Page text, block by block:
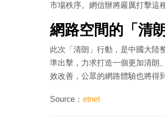
市場秩序。網信辦將嚴厲打擊這
網路空間的「清
此次「清朗」行動，是中國大陸
準出擊，力求打造一個更加清朗
效改善，公眾的網路體驗也將得
Source： etnet